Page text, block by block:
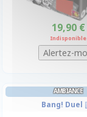
19,90 €
Indisponible
AMBIANCE
Bang! Duel